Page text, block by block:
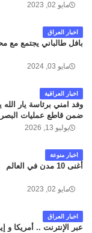
مايو 02, 2023
اخبار العراق
بافل طالباني يجتمع مع
مايو 03, 2024
اخبار العراقية
وفد امني برئاسة يار
ضمن قاطع عمليات
يوليو 13, 2026
اخبار منوعة
أغنى 10 مدن في العالم
مايو 02, 2023
اخبار العراق
عبر الإنترنت .. أمريكا و